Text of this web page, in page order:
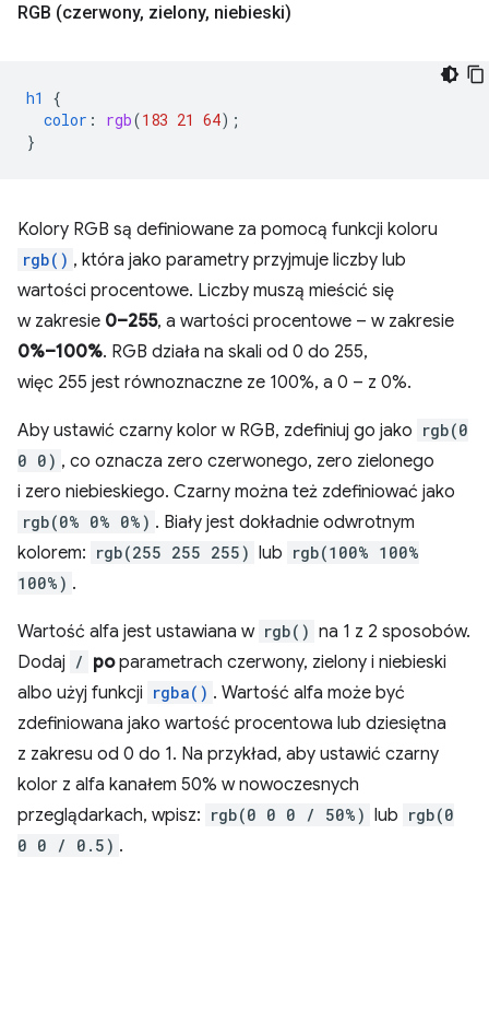
RGB (czerwony, zielony, niebieski)
h1
{
color : rgb(183 21 64);
}
Kolory RGB są definiowane za pomocą funkcji koloru
rgb() , która jako parametry przyjmuje liczby lub
wartości procentowe. Liczby muszą mieścić się
w zakresie 0–255, a wartości procentowe – w zakresie
0%–100%. RGB działa na skali od 0 do 255,
więc 255 jest równoznaczne ze 100%, a 0 – z 0%.
Aby ustawić czarny kolor w RGB, zdefiniuj go jako rgb(0
0 0) , co oznacza zero czerwonego, zero zielonego
i zero niebieskiego. Czarny można też zdefiniować jako
rgb(0% 0% 0%) . Biały jest dokładnie odwrotnym
kolorem: rgb(255 255 255) lub rgb(100% 100%
100%) .
Wartość alfa jest ustawiana w rgb() na 1 z 2 sposobów.
Dodaj / poparametrach czerwony, zielony i niebieski
albo użyj funkcji rgba() . Wartość alfa może być
zdefiniowana jako wartość procentowa lub dziesiętna
z zakresu od 0 do 1. Na przykład, aby ustawić czarny
kolor z alfa kanałem 50% w nowoczesnych
przeglądarkach, wpisz: rgb(0 0 0 / 50%) lub rgb(0
0 0 / 0.5) .